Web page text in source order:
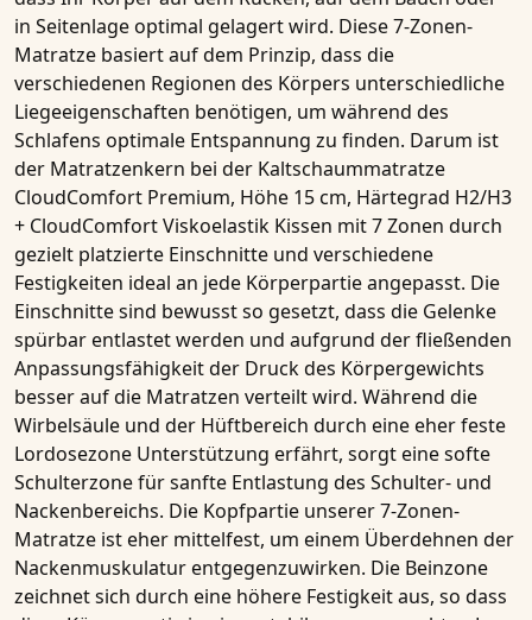
in Seitenlage optimal gelagert wird. Diese7-Zonen-
Matratze basiert auf dem Prinzip, dass die
verschiedenen Regionen des Körpers unterschiedliche
Liegeeigenschaften benötigen, um während des
Schlafens optimale Entspannung zu finden. Darum ist
der Matratzenkern bei der Kaltschaummatratze
CloudComfort Premium, Höhe 15 cm, Härtegrad H2/H3
+ CloudComfort Viskoelastik Kissen mit7 Zonen durch
gezielt platzierte Einschnitte und verschiedene
Festigkeiten ideal an jede Körperpartie angepasst. Die
Einschnitte sind bewusst so gesetzt, dass die Gelenke
spürbar entlastet werden und aufgrund der fließenden
Anpassungsfähigkeit der Druck des Körpergewichts
besser auf die Matratzen verteilt wird. Während die
Wirbelsäule und der Hüftbereich durch eine eher feste
Lordosezone Unterstützung erfährt, sorgt eine softe
Schulterzone für sanfte Entlastung des Schulter- und
Nackenbereichs. Die Kopfpartie unserer7-Zonen-
Matratze ist eher mittelfest, um einem Überdehnen der
Nackenmuskulatur entgegenzuwirken. Die Beinzone
zeichnet sich durch eine höhere Festigkeit aus, so dass